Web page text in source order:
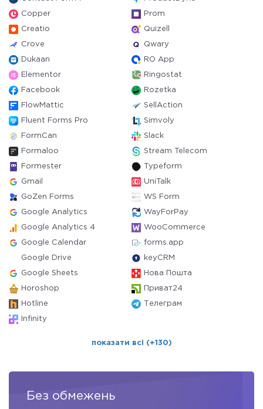
Copper Prom
Creatio Quizell
Crove Qwary
Dukaan RO App
Elementor Ringostat
Facebook Rozetka
FlowMattic SellAction
Fluent Forms Pro Simvoly
FormCan Slack
Formaloo Stream Telecom
Formester Typeform
Gmail UniTalk
GoZen Forms WS Form
Google Analytics WayForPay
Google Analytics 4 WooCommerce
Google Calendar forms.app
Google Drive keyCRM
Google Sheets Нова Пошта
Horoshop Приват24
Hotline Телеграм
Infinity
показати всі (+130)
Без обмежень